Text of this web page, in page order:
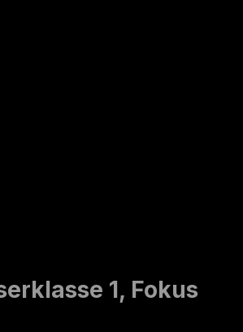
1, Fokus